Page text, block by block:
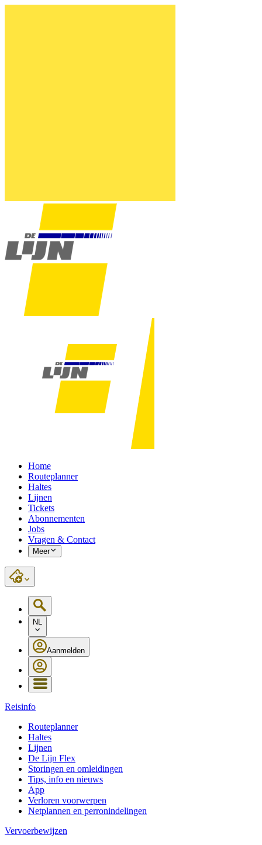
Home
Routeplanner
Haltes
Lijnen
Tickets
Abonnementen
Jobs
Vragen & Contact
Meer
NL
Aanmelden
Reisinfo
Routeplanner
Haltes
Lijnen
De Lijn Flex
Storingen en omleidingen
Tips, info en nieuws
App
Verloren voorwerpen
Netplannen en perronindelingen
Vervoerbewijzen